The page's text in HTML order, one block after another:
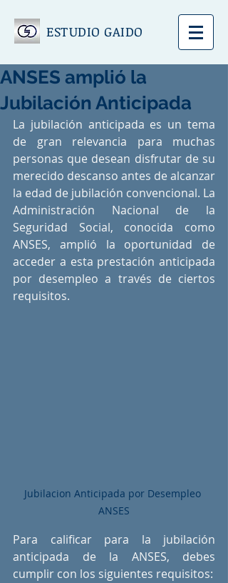
ESTUDIO GAIDO
ANSES amplió la
Jubilación Anticipada
La jubilación anticipada es un tema
de gran relevancia para muchas
personas que desean disfrutar de su
merecido descanso antes de alcanzar
la edad de jubilación convencional. La
Administración Nacional de la
Seguridad Social, conocida como
ANSES, amplió la oportunidad de
acceder a esta prestación anticipada
por desempleo a través de ciertos
requisitos.
Jubilacion Anticipada por Desempleo
ANSES
Para calificar para la jubilación
anticipada de la ANSES, debes
cumplir con los siguientes requisitos: